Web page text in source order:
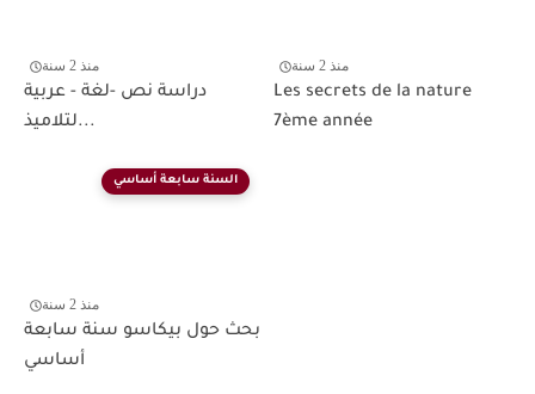
منذ 2 سنة
دراسة نص -لغة - عربية
لتلاميذ...
منذ 2 سنة
Les secrets de la nature
7ème année
السنة سابعة أساسي
منذ 2 سنة
بحث حول بيكاسو سنة سابعة
أساسي